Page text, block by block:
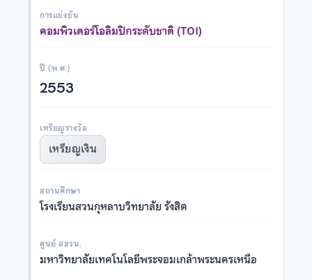
การแข่งขัน
คอมพิวเตอร์โอลิมปิกระดับชาติ (TOI)
ปี (พ.ศ.)
2553
เหรียญรางวัล
เหรียญเงิน
สถานศึกษา
โรงเรียนสวนกุหลาบวิทยาลัย รังสิต
ศูนย์ สอวน.
มหาวิทยาลัยเทคโนโลยีพระจอมเกล้าพระนครเหนือ